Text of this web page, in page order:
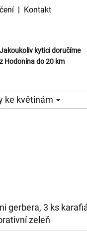
| Kontakt
Jakoukoliv kytici doručíme
z Hodonína do 20 km
Možnost vyzvednout v naší
ke květinám
gerbera, 3 ks
zeleň